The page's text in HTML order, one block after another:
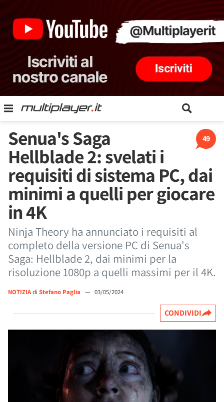
49
Senua's Saga
Hellblade 2: svelati i
requisiti di sistema PC, dai
minimi a quelli per giocare
in 4K
Ninja Theory ha annunciato i requisiti al
completo della versione PC di Senua's
Saga: Hellblade 2, dai minimi per la
risoluzione 1080p a quelli massimi per il 4K.
NOTIZIAdi Stefano Paglia — 03/05/2024
CONDIVIDI